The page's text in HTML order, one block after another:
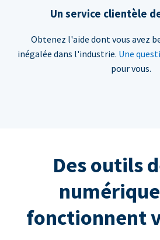
Un service clientèle
Obtenez l'aide dont vous avez
inégalée dans l'industrie. Une
pour vous.
Des outils
fonctionnent